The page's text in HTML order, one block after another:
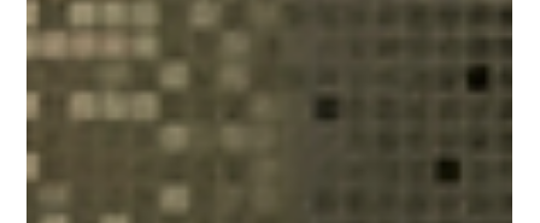
modelos escolher.